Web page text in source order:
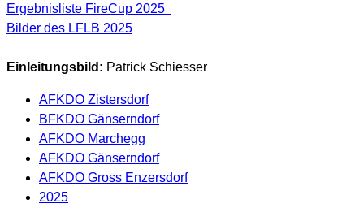
Ergebnisliste FireCup 2025
Bilder des LFLB 2025
Einleitungsbild: Patrick Schiesser
AFKDO Zistersdorf
BFKDO Gänserndorf
AFKDO Marchegg
AFKDO Gänserndorf
AFKDO Gross Enzersdorf
2025